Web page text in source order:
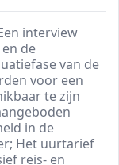
interview
de
van de
voor een
te zijn
in de
Het uurtarief
reis- en